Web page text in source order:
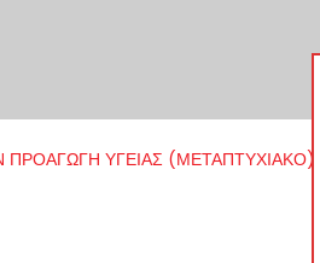
ΥΓΕΙΑΣ (ΜΕΤΑΠΤΥΧΙΑΚΟ) /